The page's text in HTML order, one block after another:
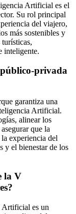
Artificial es el
Su rol principal
del viajero,
más sostenibles y
inteligente.
privada
garantiza una
Artificial.
alinear los
que la
experiencia del
y el bienestar de los
la V
Artificial es un